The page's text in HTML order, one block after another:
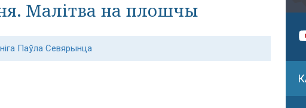
Малітва на плошчы
Паўла Севярынца